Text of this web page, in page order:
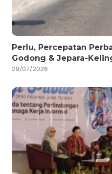
Perlu, Percepatan
Godong & Jepara-
29/07/2026